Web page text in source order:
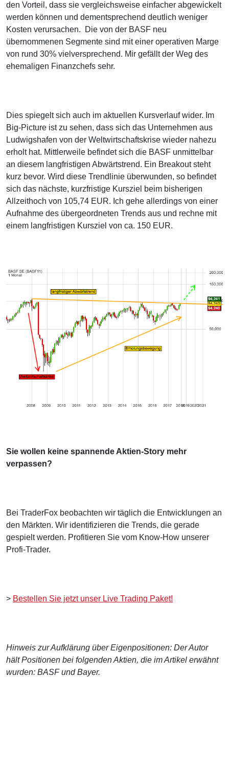
den Vorteil, dass sie vergleichsweise einfacher abgewickelt
werden können und dementsprechend deutlich weniger
Kosten verursachen. Die von der BASF neu
übernommenen Segmente sind mit einer operativen Marge
von rund 30% vielversprechend. Mir gefällt der Weg des
ehemaligen Finanzchefs sehr.
Dies spiegelt sich auch im aktuellen Kursverlauf wider. Im
Big-Picture ist zu sehen, dass sich das Unternehmen aus
Ludwigshafen von der Weltwirtschaftskrise wieder nahezu
erholt hat. Mittlerweile befindet sich die BASF unmittelbar
an diesem langfristigen Abwärtstrend. Ein Breakout steht
kurz bevor. Wird diese Trendlinie überwunden, so befindet
sich das nächste, kurzfristige Kursziel beim bisherigen
Allzeithoch von 105,74 EUR. Ich gehe allerdings von einer
Aufnahme des übergeordneten Trends aus und rechne mit
einem langfristigen Kursziel von ca. 150 EUR.
Sie wollen keine spannende Aktien-Story mehr
verpassen?
Bei TraderFox beobachten wir täglich die Entwicklungen an
den Märkten. Wir identifizieren die Trends, die gerade
gespielt werden. Profitieren Sie vom Know-How unserer
Profi-Trader.
> Bestellen Sie jetzt unser Live Trading Paket!
Hinweis zur Aufklärung über Eigenpositionen: Der Autor
hält Positionen bei folgenden Aktien, die im Artikel erwähnt
wurden: BASF und Bayer.